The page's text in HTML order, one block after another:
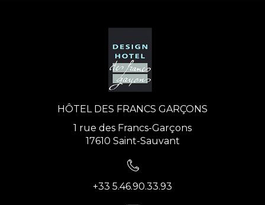
HÔTEL DES FRANCS GARÇONS
1 rue des Francs-Garçons
17610 Saint-Sauvant
+33 5.46.90.33.93